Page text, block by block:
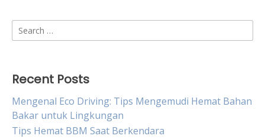
Search
for:
Recent Posts
Mengenal Eco Driving: Tips Mengemudi Hemat Bahan
Bakar untuk Lingkungan
Tips Hemat BBM Saat Berkendara